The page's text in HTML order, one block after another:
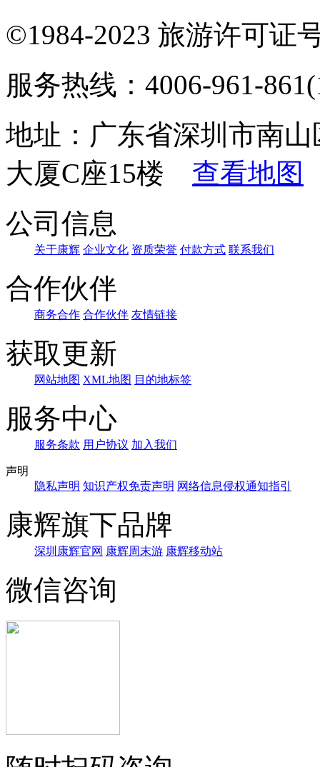
©1984-2023 旅游许可证
服务热线：4006-961-
地址：广东省深圳市南
大厦C座15楼 查看地图
公司信息
关于康辉 企业文化 资质荣誉 付款方式 联系我们
合作伙伴
商务合作 合作伙伴 友情链接
获取更新
网站地图 XML地图 目的地标签
服务中心
服务条款 用户协议 加入我们
声明
隐私声明 知识产权免责声明 网络信息侵权通知指引
康辉旗下品牌
深圳康辉官网 康辉周末游 康辉移动站
微信咨询